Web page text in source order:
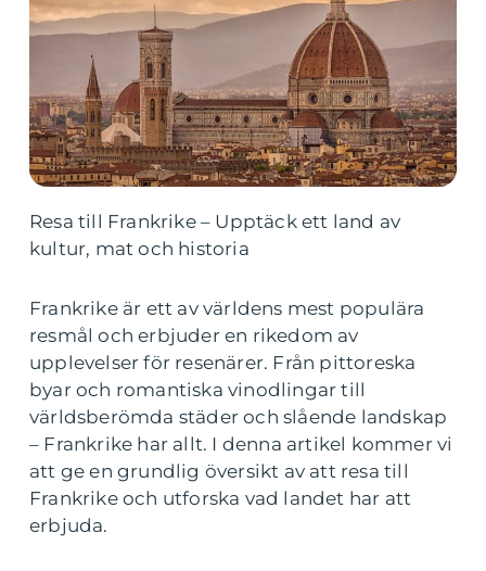
Resa till Frankrike – Upptäck ett land av
kultur, mat och historia
Frankrike är ett av världens mest populära
resmål och erbjuder en rikedom av
upplevelser för resenärer. Från pittoreska
byar och romantiska vinodlingar till
världsberömda städer och slående landskap
– Frankrike har allt. I denna artikel kommer vi
att ge en grundlig översikt av att resa till
Frankrike och utforska vad landet har att
erbjuda.